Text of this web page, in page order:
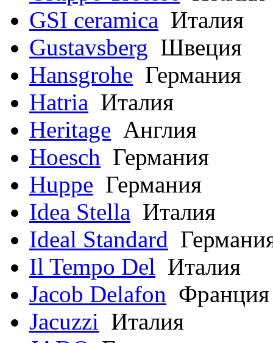
GSI ceramica Италия
Gustavsberg Швеция
Hansgrohe Германия
Hatria Италия
Heritage Англия
Hoesch Германия
Huppe Германия
Idea Stella Италия
Ideal Standard
Il Tempo Del Италия
Jacob Delafon Франция
Jacuzzi Италия